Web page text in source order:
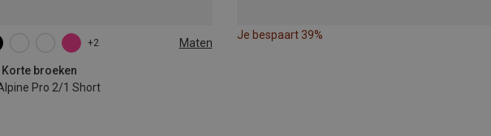
+2 Maten
Korte broeken
Pro 2/1 Short
S XL
Je bespaart 39%